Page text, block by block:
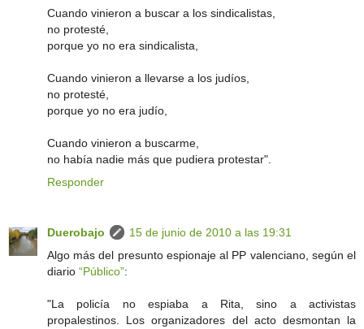
Cuando vinieron a buscar a los sindicalistas,
no protesté,
porque yo no era sindicalista,
Cuando vinieron a llevarse a los judíos,
no protesté,
porque yo no era judío,
Cuando vinieron a buscarme,
no había nadie más que pudiera protestar".
Responder
Duerobajo
15 de junio de 2010 a las 19:31
Algo más del presunto espionaje al PP valenciano, según el
diario “Público”:
"La policía no espiaba a Rita, sino a activistas
propalestinos. Los organizadores del acto desmontan la